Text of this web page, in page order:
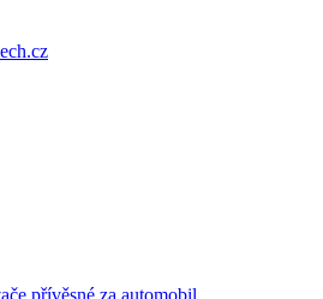
přívěsné za automobil